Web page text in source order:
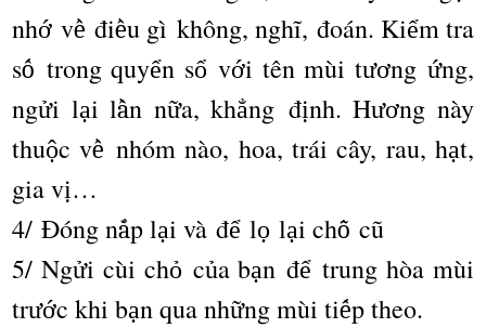
nhớ về điều gì không, nghĩ, đoán. Kiểm tra
số trong quyển sổ với tên mùi tương ứng,
ngửi lại lần nữa, khẳng định. Hương này
thuộc về nhóm nào, hoa, trái cây, rau, hạt,
gia vị…
4/ Đóng nắp lại và để lọ lại chỗ cũ
5/ Ngửi cùi chỏ của bạn để trung hòa mùi
trước khi bạn qua những mùi tiếp theo.